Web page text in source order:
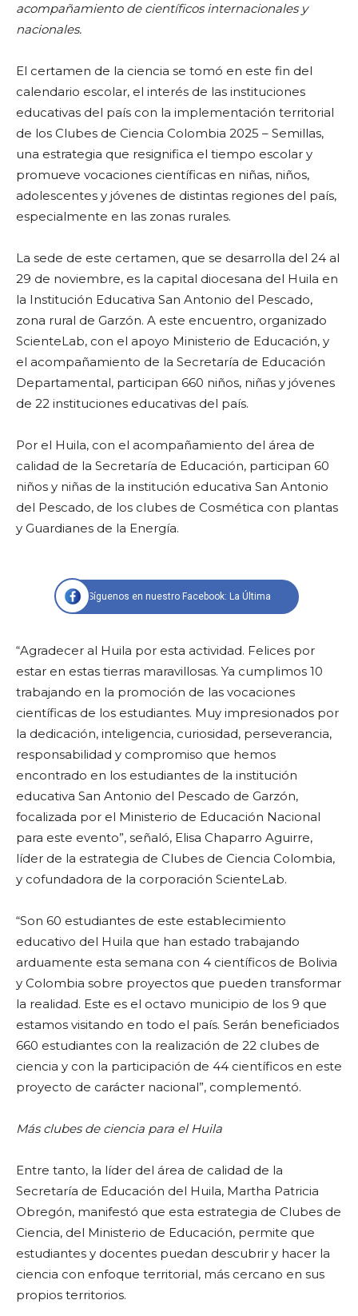
acompañamiento de científicos internacionales y
nacionales.
El certamen de la ciencia se tomó en este fin del
calendario escolar, el interés de las instituciones
educativas del país con la implementación territorial
de los Clubes de Ciencia Colombia 2025 – Semillas,
una estrategia que resignifica el tiempo escolar y
promueve vocaciones científicas en niñas, niños,
adolescentes y jóvenes de distintas regiones del país,
especialmente en las zonas rurales.
La sede de este certamen, que se desarrolla del 24 al
29 de noviembre, es la capital diocesana del Huila en
la Institución Educativa San Antonio del Pescado,
zona rural de Garzón. A este encuentro, organizado
ScienteLab, con el apoyo Ministerio de Educación, y
el acompañamiento de la Secretaría de Educación
Departamental, participan 660 niños, niñas y jóvenes
de 22 instituciones educativas del país.
Por el Huila, con el acompañamiento del área de
calidad de la Secretaría de Educación, participan 60
niños y niñas de la institución educativa San Antonio
del Pescado, de los clubes de Cosmética con plantas
y Guardianes de la Energía.
Síguenos en nuestro Facebook: La Última
“Agradecer al Huila por esta actividad. Felices por
estar en estas tierras maravillosas. Ya cumplimos 10
trabajando en la promoción de las vocaciones
científicas de los estudiantes. Muy impresionados por
la dedicación, inteligencia, curiosidad, perseverancia,
responsabilidad y compromiso que hemos
encontrado en los estudiantes de la institución
educativa San Antonio del Pescado de Garzón,
focalizada por el Ministerio de Educación Nacional
para este evento”, señaló, Elisa Chaparro Aguirre,
líder de la estrategia de Clubes de Ciencia Colombia,
y cofundadora de la corporación ScienteLab.
“Son 60 estudiantes de este establecimiento
educativo del Huila que han estado trabajando
arduamente esta semana con 4 científicos de Bolivia
y Colombia sobre proyectos que pueden transformar
la realidad. Este es el octavo municipio de los 9 que
estamos visitando en todo el país. Serán beneficiados
660 estudiantes con la realización de 22 clubes de
ciencia y con la participación de 44 científicos en este
proyecto de carácter nacional”, complementó.
Más clubes de ciencia para el Huila
Entre tanto, la líder del área de calidad de la
Secretaría de Educación del Huila, Martha Patricia
Obregón, manifestó que esta estrategia de Clubes de
Ciencia, del Ministerio de Educación, permite que
estudiantes y docentes puedan descubrir y hacer la
ciencia con enfoque territorial, más cercano en sus
propios territorios.